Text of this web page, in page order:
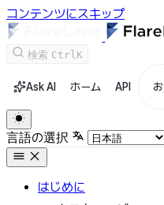
コンテンツにスキップ
検索 CtrlK
Ask AI ホーム API
言語の選択
はじめに